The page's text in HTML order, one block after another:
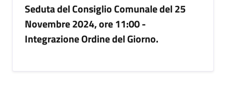
Seduta del Consiglio Comunale del 25
Novembre 2024, ore 11:00 -
Integrazione Ordine del Giorno.